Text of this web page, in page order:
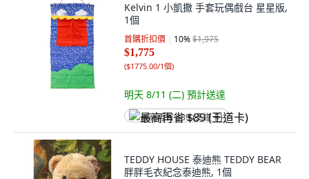
Kelvin 1 小凱撒 手套玩偶戲台 星星版,
1個
首購折扣價 10%$1,975
$1,775
($1775.00/1個)
明天 8/11 (二) 預計送達
最高再省 $89 (王道卡)
TEDDY HOUSE 泰迪熊 TEDDY BEAR
胖胖毛衣紀念泰迪熊, 1個